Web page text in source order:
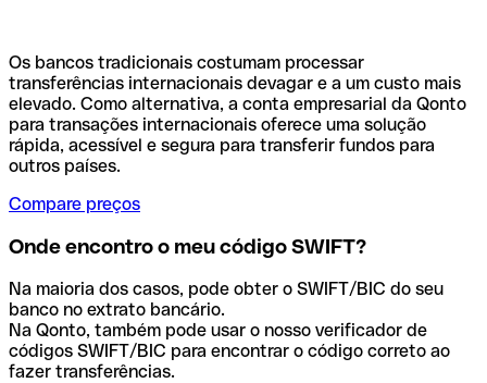
Os bancos tradicionais costumam processar
transferências internacionais devagar e a um custo mais
elevado. Como alternativa, a conta empresarial da Qonto
para transações internacionais oferece uma solução
rápida, acessível e segura para transferir fundos para
outros países.
Compare preços
Onde encontro o meu código SWIFT?
Na maioria dos casos, pode obter o SWIFT/BIC do seu
banco no extrato bancário.
Na Qonto, também pode usar o nosso verificador de
códigos SWIFT/BIC para encontrar o código correto ao
fazer transferências.